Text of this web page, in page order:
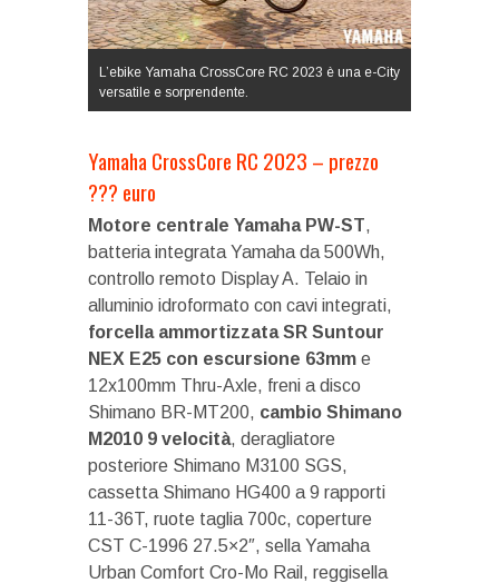
L’ebike Yamaha CrossCore RC 2023 è una e-City
versatile e sorprendente.
Yamaha CrossCore RC 2023 – prezzo
??? euro
Motore centrale Yamaha PW-ST,
batteria integrata Yamaha da 500Wh,
controllo remoto Display A. Telaio in
alluminio idroformato con cavi integrati,
forcella ammortizzata SR Suntour
NEX E25 con escursione 63mm e
12x100mm Thru-Axle, freni a disco
Shimano BR-MT200, cambio Shimano
M2010 9 velocità, deragliatore
posteriore Shimano M3100 SGS,
cassetta Shimano HG400 a 9 rapporti
11-36T, ruote taglia 700c, coperture
CST C-1996 27.5×2″, sella Yamaha
Urban Comfort Cro-Mo Rail, reggisella